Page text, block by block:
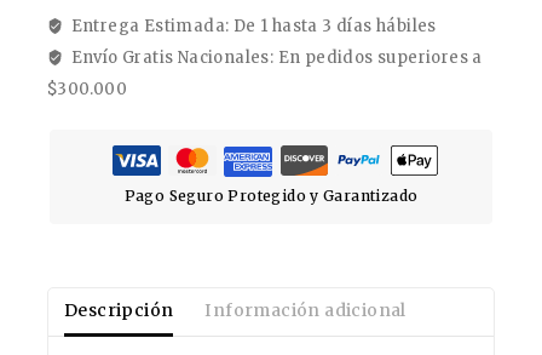
Entrega Estimada: De 1 hasta 3 días hábiles
Envío Gratis Nacionales: En pedidos superiores a
$300.000
Pago Seguro Protegido y Garantizado
Descripción Información adicional